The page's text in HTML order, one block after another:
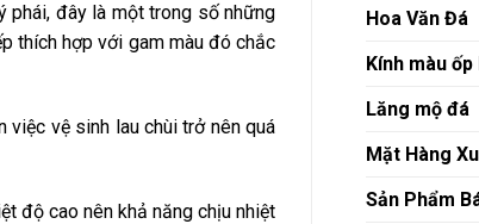
phái, đây là một trong số những
thích hợp với gam màu đó chắc
việc vệ sinh lau chùi trở nên quá
độ cao nên khả năng chịu nhiệt
Hoa Văn Đá
Kính màu ốp
Lăng mộ đá
Mặt Hàng
Sản Phẩm